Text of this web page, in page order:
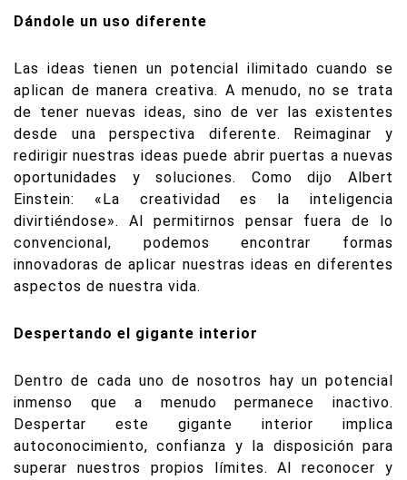
Dándole un uso diferente
Las ideas tienen un potencial ilimitado cuando se
aplican de manera creativa. A menudo, no se trata
de tener nuevas ideas, sino de ver las existentes
desde una perspectiva diferente. Reimaginar y
redirigir nuestras ideas puede abrir puertas a nuevas
oportunidades y soluciones. Como dijo Albert
Einstein: «La creatividad es la inteligencia
divirtiéndose». Al permitirnos pensar fuera de lo
convencional, podemos encontrar formas
innovadoras de aplicar nuestras ideas en diferentes
aspectos de nuestra vida.
Despertando el gigante interior
Dentro de cada uno de nosotros hay un potencial
inmenso que a menudo permanece inactivo.
Despertar este gigante interior implica
autoconocimiento, confianza y la disposición para
superar nuestros propios límites. Al reconocer y